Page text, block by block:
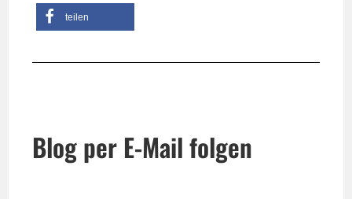
teilen
Blog per E-Mail folgen